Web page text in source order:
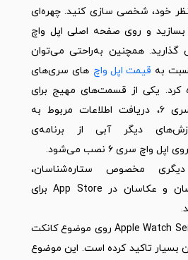
خود، شخصی سازی کنید. چهره‌ای
بسازید و روی صفحه اصلی اپل واچ
گذارید. همچنین به‌راحتی می‌توان
به قیمت اپل‌ واچ‌ های سری‌های
کرد. یکی از قسمت‌های مهیج برای
علاقه‌مندان اپل واچ سری ۶، دریافت اطلاعات مربوط به
دیگر آبی از برنامه‌ی
دیگری مخصوص ستاره‌شناسان،
ماجراجویان، برنامه‌نویسان و عکاسان در App Store برای
اپل در رونمایی از Apple Watch Series 6 روی موضوع کانکت
تاکید کرده است. این موضوع